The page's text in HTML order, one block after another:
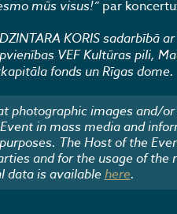
mūs visus!”par
KORIS sadarbībā
VEF Kultūras pili,
fonds un Rīgas dome.
photographic images and/
in mass media and
The Host of the
and for the usage of
data is availablehere.